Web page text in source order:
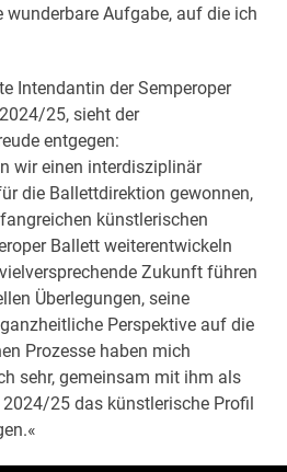
wunderbare Aufgabe, auf die ich
Intendantin der Semperoper
25, sieht der
entgegen:
wir einen interdisziplinär
die Ballettdirektion gewonnen,
künstlerischen
Ballett weiterentwickeln
Zukunft führen
Überlegungen, seine
Perspektive auf die
Prozesse haben mich
sehr, gemeinsam mit ihm als
25 das künstlerische Profil